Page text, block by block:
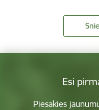
Esi
Piesakies